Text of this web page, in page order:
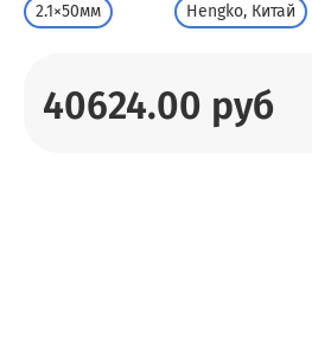
2.1×50мм Hengko, Китай
40624.00 руб